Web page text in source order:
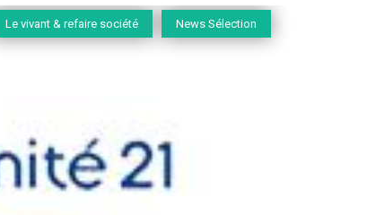
Le vivant & refaire société News Sélection